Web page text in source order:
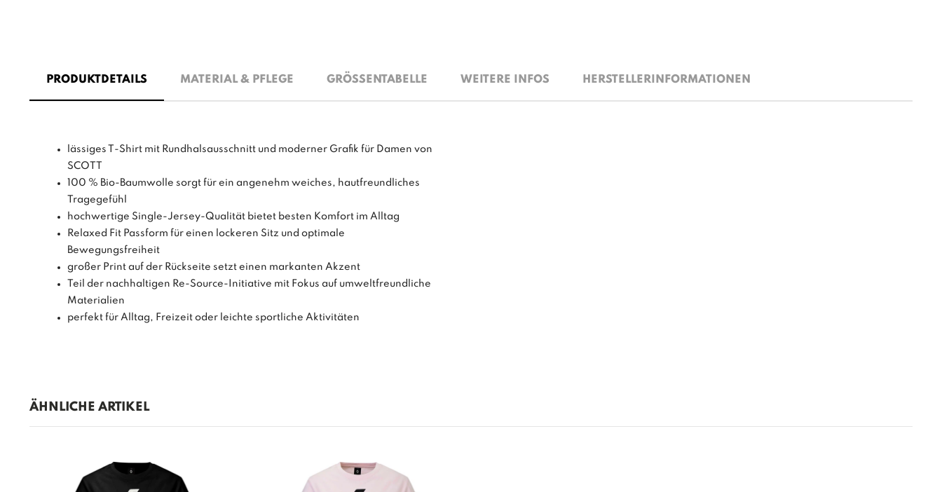
PRODUKTDETAILS MATERIAL & PFLEGE GRÖSSENTABELLE WEITERE INFOS HERSTELLERINFORMATIONEN
lässiges T-Shirt mit Rundhalsausschnitt und moderner Grafik für Damen von
SCOTT
100 % Bio-Baumwolle sorgt für ein angenehm weiches, hautfreundliches
Tragegefühl
hochwertige Single-Jersey-Qualität bietet besten Komfort im Alltag
Relaxed Fit Passform für einen lockeren Sitz und optimale
Bewegungsfreiheit
großer Print auf der Rückseite setzt einen markanten Akzent
Teil der nachhaltigen Re-Source-Initiative mit Fokus auf umweltfreundliche
Materialien
perfekt für Alltag, Freizeit oder leichte sportliche Aktivitäten
ÄHNLICHE ARTIKEL